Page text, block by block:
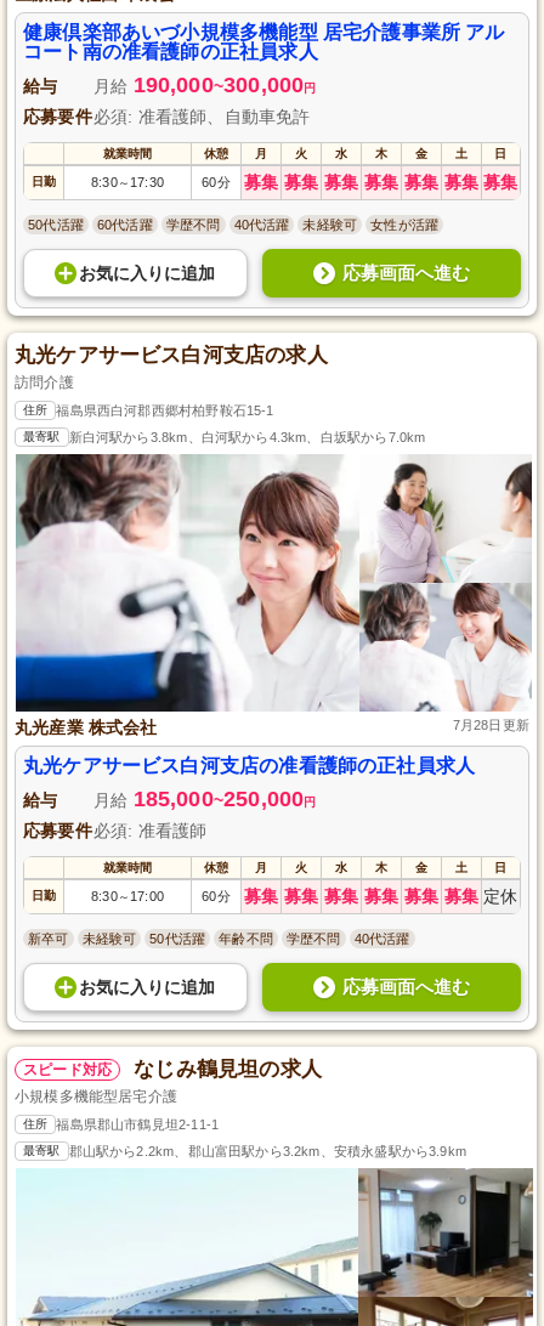
健康倶楽部あいづ小規模多機能型 居宅介護事業所 アル
コート南の准看護師の正社員求人
給与 月給 190,000~300,000円
応募要件必須: 准看護師、自動車免許
就業時間 休憩 月 火 水 木 金 土 日
日勤 8:30～ 17:30 60分 募集 募集 募集 募集 募集 募集 募集
50代活躍 60代活躍 学歴不問 40代活躍 未経験可 女性が活躍
お気に入り に追加 応募画面へ進む
丸光ケアサービス白河支店の求人
訪問介護
住所 福島県西白河郡西郷村柏野鞍石15-1
最寄駅 新白河駅から3.8km、白河駅から4.3km、白坂駅から7.0km
丸光産業 株式会社 7月28日更新
丸光ケアサービス白河支店の准看護師の正社員求人
給与 月給 185,000~250,000円
応募要件必須: 准看護師
就業時間 休憩 月 火 水 木 金 土 日
日勤 8:30～ 17:00 60分 募集 募集 募集 募集 募集 募集 定休
新卒可 未経験可 50代活躍 年齢不問 学歴不問 40代活躍
お気に入り に追加 応募画面へ進む
スピード対応 なじみ鶴見坦の求人
小規模多機能型居宅介護
住所 福島県郡山市鶴見坦2-11-1
最寄駅 郡山駅から2.2km、郡山富田駅から3.2km、安積永盛駅から3.9km